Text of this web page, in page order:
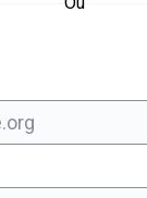
obligatoire